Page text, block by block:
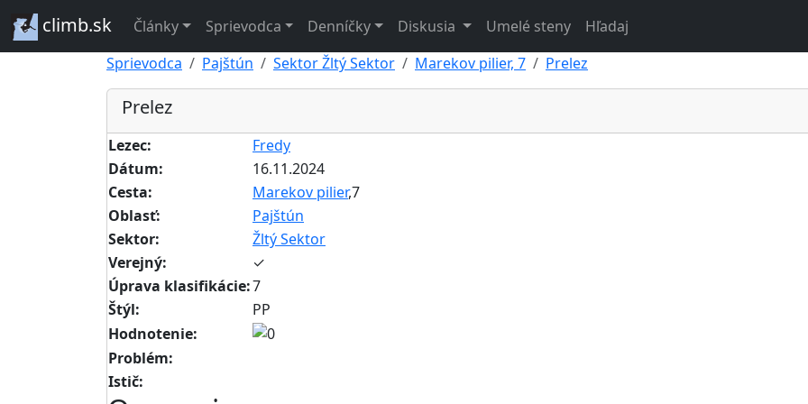
climb.sk Články Sprievodca Denníčky Diskusia Umelé steny Hľadaj
Sprievodca
Pajštún Sektor Žltý Sektor Marekov pilier, 7 Prelez
Prelez
Lezec:
Fredy
Dátum:
16.11.2024
Cesta:
Marekov pilier,7
Oblasť:
Pajštún
Sektor:
Žltý Sektor
Verejný:
✓
Úprava klasifikácie:7
Štýl:
PP
Hodnotenie:
Problém:
Istič: